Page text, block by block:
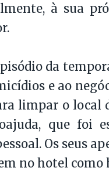
à sua
da
e ao
limpar o local
que foi
Os seus
no hotel como